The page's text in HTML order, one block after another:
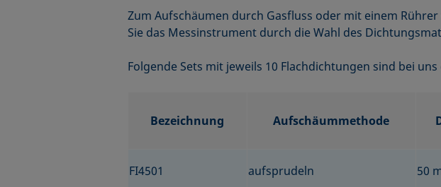
Zum Aufschäumen durch Gasfluss oder mit einem
Sie das Messinstrument durch die Wahl des
Folgende Sets mit jeweils 10 Flachdichtungen sind bei
Bezeichnung Aufschäummethode
FI4501 aufsprudeln 50